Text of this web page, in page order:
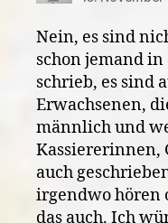
Nein, es sind
schon jemand
schrieb, es sind
Erwachsenen,
männlich und
Kassiererinnen,
auch
irgendwo hören
das auch. Ich